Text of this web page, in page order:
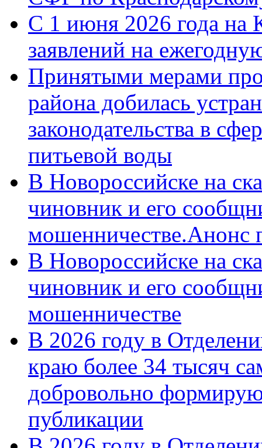
С 1 июня 2026 года на
заявлений на
Принятыми мерами
района добилась
законодательства в
питьевой воды
В Новороссийске на
чиновник и его
мошенничестве.Анонс
В Новороссийске на
чиновник и его
мошенничестве
В 2026 году в
краю более 34 тысяч
добровольно
публикации